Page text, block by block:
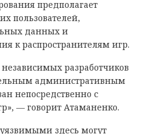
предполагает
пользователей,
данных и
к распространителям игр.
разработчиков
административным
непосредственно с
— говорит Атаманенко.
здесь могут